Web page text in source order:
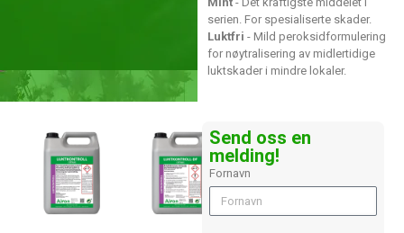
serien. For spesialiserte skader.
Luktfri - Mild peroksidformulering
for nøytralisering av midlertidige
luktskader i mindre lokaler.
Send oss ​​en
melding!
Fornavn